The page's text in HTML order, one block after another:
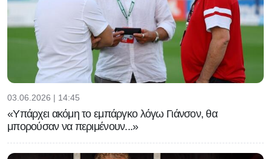
03.06.2026 | 14:45
«Υπάρχει ακόμη το εμπάργκο λόγω Γιάνσον, θα
μπορούσαν να περιμένουν...»